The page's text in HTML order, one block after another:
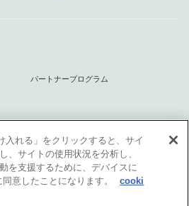
パートナープログラム
入れる」をクリックすると、サイ
、サイトの使用状況を分析し、
を支援するために、デバイスに
意したことになります。
cooki